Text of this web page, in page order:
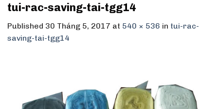
tui-rac-saving-tai-tgg14
Published 30 Tháng 5, 2017 at 540 × 536 in tui-rac-
saving-tai-tgg14